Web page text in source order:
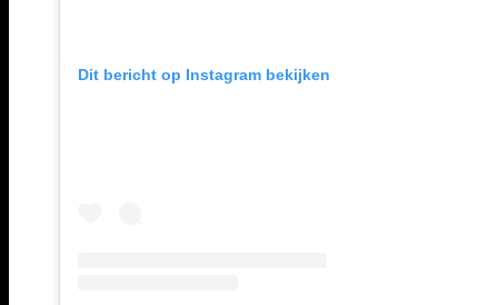
Dit bericht op Instagram bekijken